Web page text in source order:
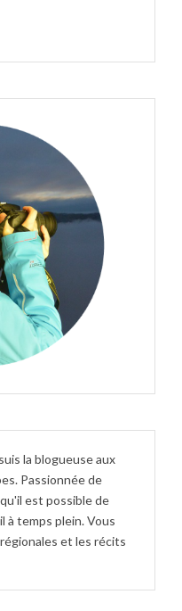
la blogueuse aux
Passionnée de
est possible de
à temps plein. Vous
et les récits